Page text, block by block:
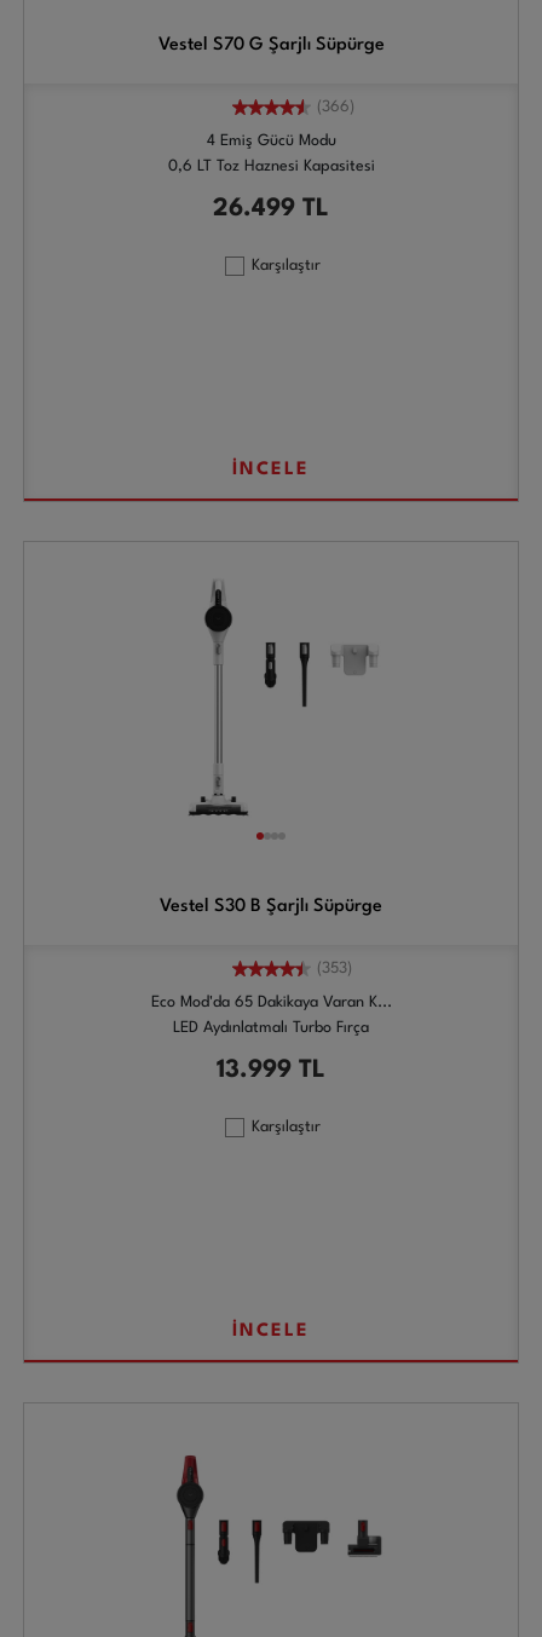
Vestel S70 G Şarjlı Süpürge
(366)
4 Emiş Gücü Modu
0,6 LT Toz Haznesi Kapasitesi
26.499 TL
Karşılaştır
İNCELE
Vestel S30 B Şarjlı Süpürge
(353)
Eco Mod'da 65 Dakikaya Varan K...
LED Aydınlatmalı Turbo Fırça
13.999 TL
Karşılaştır
İNCELE